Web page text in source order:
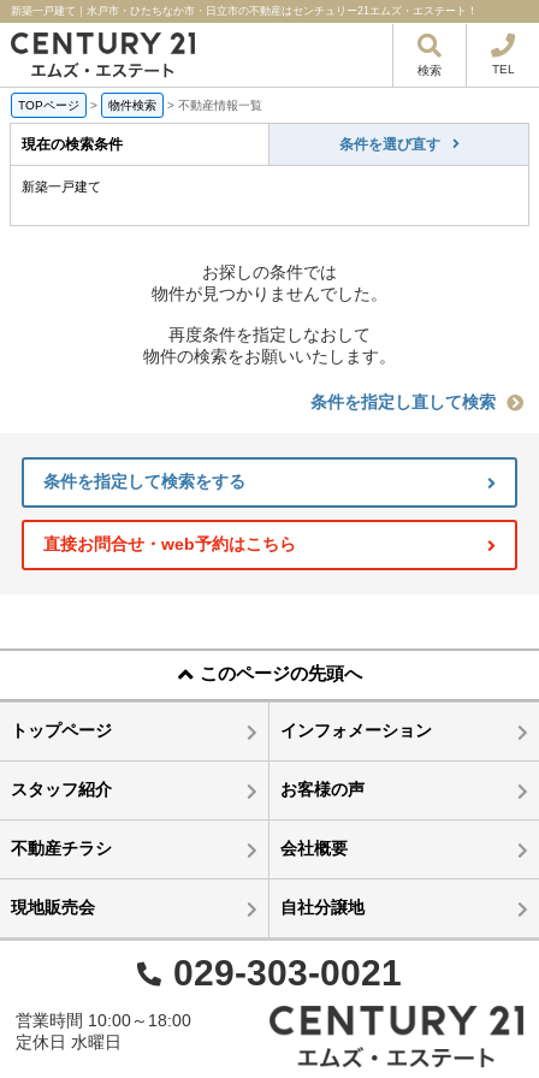
新築一戸建て｜水戸市・ひたちなか市・日立市の不動産はセンチュリー21エムズ・エステート！
検索 TEL
TOPページ > 物件検索 > 不動産情報一覧
現在の検索条件 条件を選び直す
新築一戸建て
お探しの条件では
物件が見つかりませんでした。
再度条件を指定しなおして
物件の検索をお願いいたします。
条件を指定し直して検索
条件を指定して検索をする
直接お問合せ・web予約はこちら
このページの先頭へ
トップページ インフォメーション
スタッフ紹介 お客様の声
不動産チラシ 会社概要
現地販売会 自社分譲地
029-303-0021
営業時間 10:00～18:00
定休日 水曜日